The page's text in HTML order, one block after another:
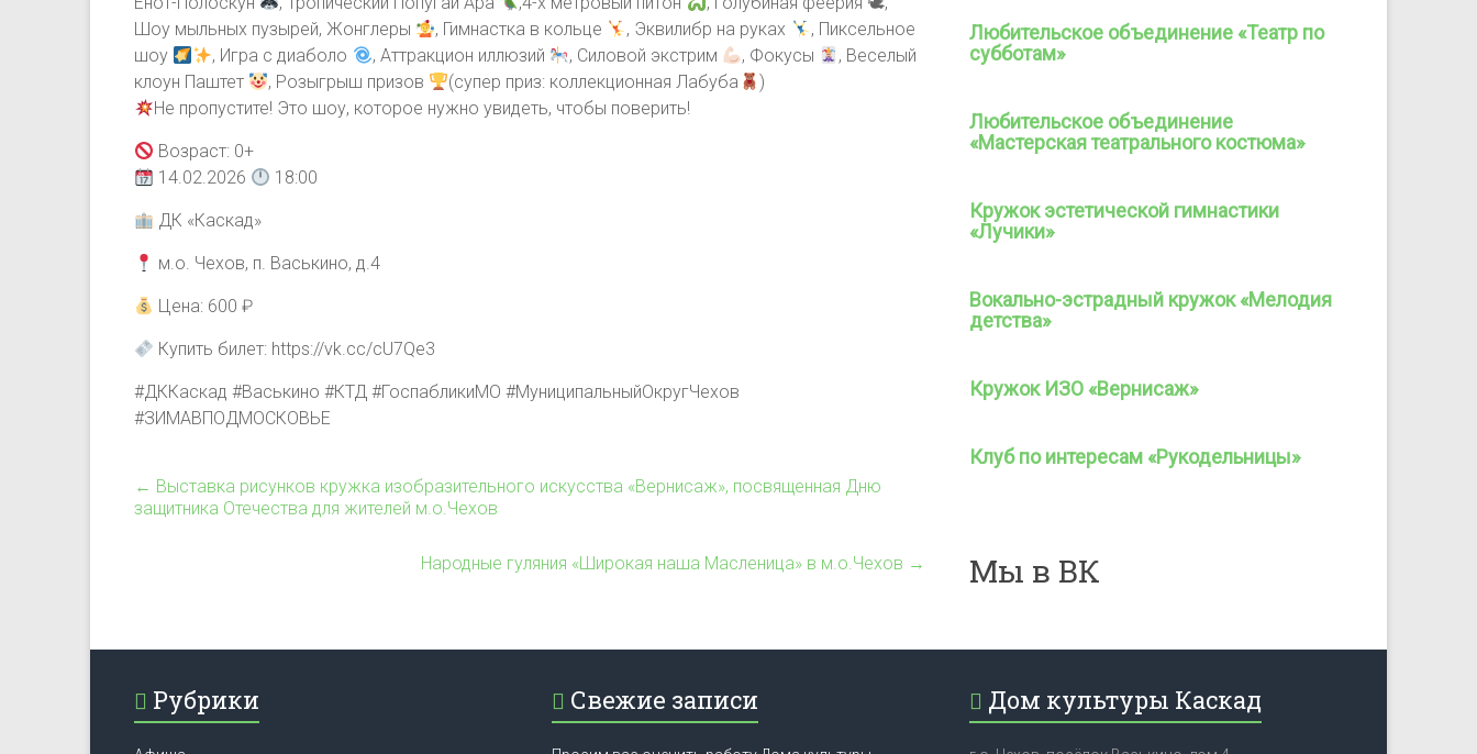
Шоу мыльных пузырей, Жонглеры
, Гимнастка в кольце , Эквилибр на руках
, Пиксельное
шоу
, Игра с диаболо , Аттракцион иллюзий , Силовой экстрим , Фокусы
, Веселый
клоун Паштет
, Розыгрыш призов (супер приз: коллекционная Лабуба
)
Не пропустите! Это шоу, которое нужно увидеть, чтобы поверить!
Возраст: 0+
14.02.2026
18:00
ДК «Каскад»
м.о. Чехов, п. Васькино, д.4
Цена: 600 ₽
Купить билет: https://vk.cc/cU7Qe3
#ДККаскад #Васькино #КТД #ГоспабликиМО #МуниципальныйОкругЧехов
#ЗИМАВПОДМОСКОВЬЕ
← Выставка рисунков кружка изобразительного искусства «Вернисаж», посвященная Дню
защитника Отечества для жителей м.о.Чехов
Народные гуляния «Широкая наша Масленица» в м.о.Чехов →
Любительское объединение «Театр по
субботам»
Любительское объединение
«Мастерская театрального костюма»
Кружок эстетической гимнастики
«Лучики»
Вокально-эстрадный кружок «Мелодия
детства»
Кружок ИЗО «Вернисаж»
Клуб по интересам «Рукодельницы»
Мы в ВК
Рубрики Свежие записи Дом культуры Каскад